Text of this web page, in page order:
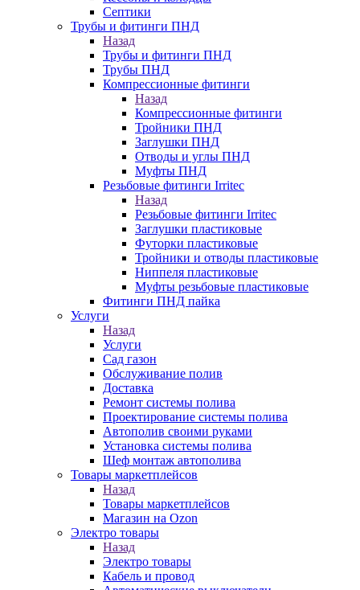
Септики
Трубы и фитинги ПНД
Назад
Трубы и фитинги ПНД
Трубы ПНД
Компрессионные фитинги
Назад
Компрессионные фитинги
Тройники ПНД
Заглушки ПНД
Отводы и углы ПНД
Муфты ПНД
Резьбовые фитинги Irritec
Назад
Резьбовые фитинги Irritec
Заглушки пластиковые
Футорки пластиковые
Тройники и отводы пластиковые
Ниппеля пластиковые
Муфты резьбовые пластиковые
Фитинги ПНД пайка
Услуги
Назад
Услуги
Сад газон
Обслуживание полив
Доставка
Ремонт системы полива
Проектирование системы полива
Автополив своими руками
Установка системы полива
Шеф монтаж автополива
Товары маркетплейсов
Назад
Товары маркетплейсов
Магазин на Ozon
Электро товары
Назад
Электро товары
Кабель и провод